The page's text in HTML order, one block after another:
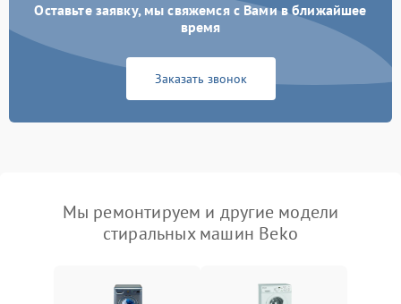
Оставьте заявку, мы свяжемся с Вами в ближайшее
время
Заказать звонок
Мы ремонтируем и другие модели
стиральных машин Beko